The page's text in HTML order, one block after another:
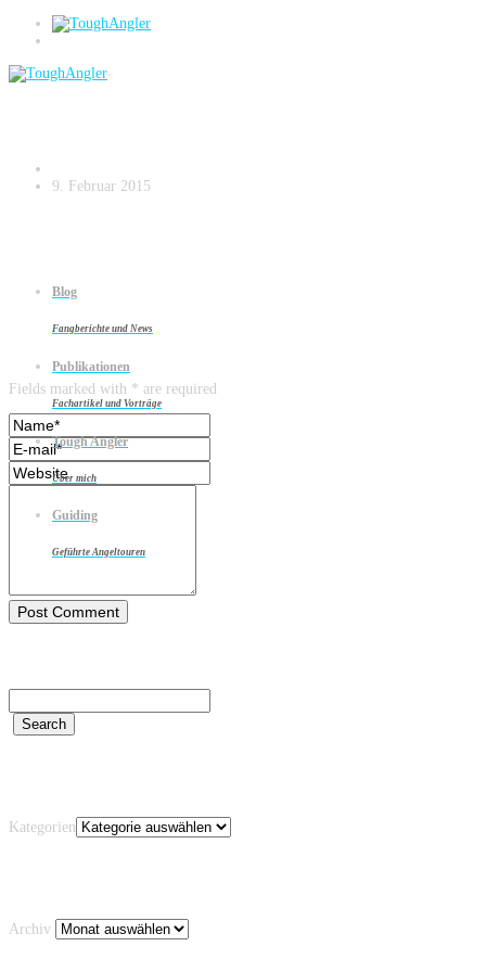
Blog
Fangberichte und News
Publikationen
Fachartikel und Vorträge
Tough Angler
Über mich
Guiding
Geführte Angeltouren
Mit Strategie und Planung auf zu neuen
9. Februar 2015
Fields marked with * are required
Kategorien
Archiv